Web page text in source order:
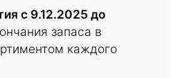
с 9.12.2025 до
запаса в
каждого